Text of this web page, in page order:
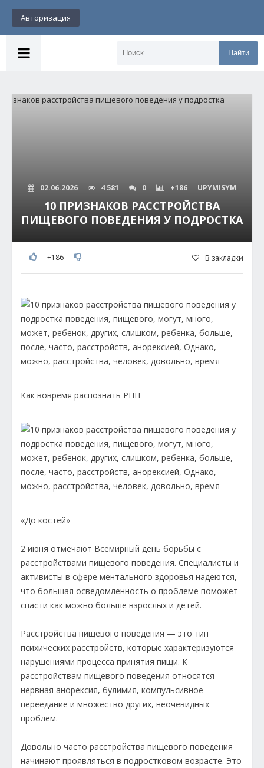
Авторизация
Найти
02.06.2026 4 581 0 +186 UPYMISYM
10 ПРИЗНАКОВ РАССТРОЙСТВА
ПИЩЕВОГО ПОВЕДЕНИЯ У ПОДРОСТКА
+186 В закладки
Как вовремя распознать РПП
«До костей»
2 июня отмечают Всемирный день борьбы с
расстройствами пищевого поведения. Специалисты и
активисты в сфере ментального здоровья надеются,
что большая осведомленность о проблеме поможет
спасти как можно больше взрослых и детей.
Расстройства пищевого поведения — это тип
психических расстройств, которые характеризуются
нарушениями процесса принятия пищи. К
расстройствам пищевого поведения относятся
нервная анорексия, булимия, компульсивное
переедание и множество других, неочевидных
проблем.
Довольно часто расстройства пищевого поведения
начинают проявляться в подростковом возрасте. Это